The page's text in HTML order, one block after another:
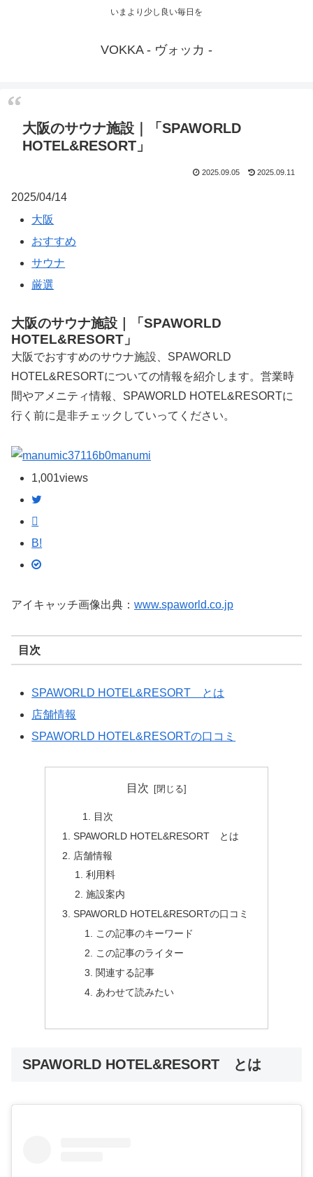
いまより少し良い毎日を
VOKKA - ヴォッカ -
大阪のサウナ施設｜「SPAWORLD
HOTEL&RESORT」
2025.09.05 2025.09.11
2025/04/14
大阪
おすすめ
サウナ
厳選
大阪のサウナ施設｜「SPAWORLD
HOTEL&RESORT」
大阪でおすすめのサウナ施設、SPAWORLD
HOTEL&RESORTについての情報を紹介します。営業時
間やアメニティ情報、SPAWORLD HOTEL&RESORTに
行く前に是非チェックしていってください。
manumi
1,001views
B!
アイキャッチ画像出典： www.spaworld.co.jp
目次
SPAWORLD HOTEL&RESORT とは
店舗情報
SPAWORLD HOTEL&RESORTの口コミ
目次
目次
SPAWORLD HOTEL&RESORT とは
店舗情報
利用料
施設案内
SPAWORLD HOTEL&RESORTの口コミ
この記事のキーワード
この記事のライター
関連する記事
あわせて読みたい
SPAWORLD HOTEL&RESORT とは